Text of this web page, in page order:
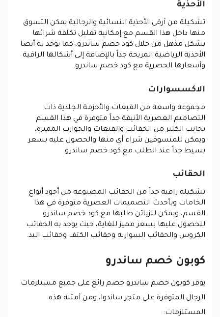
الأحذية
تشكيلة من أرقى الأحذية النسائية والرجالية يمكن التسوق
منها داخل هذا القسم مع إمكانية تقليل تكلفة شرائها
بشكل مذهل من خلال كود خصم ساندرو، كما يوجد به أيضاَ
الأحذية الرياضية المريحة جداً بالإضافة إلى أشكالها الراقية
وأسعارها الحصرية مع كود خصم ساندرو.
الاكسسوارات
مجموعة واسعة من القبعات والأحزمة الجلدية ذات
التصاميم العصرية الأنيقة جداً متوفرة في هذا القسم
بجانب الكثير من الحقائب والقبعات والجوارب المميزة،
ويمكن للمتسوقين شراء أي منها والحصول عليه بسعر
بسيط جداً عند الطلب مع كود خصم ساندرو.
الحقائب
تشكيلة راقية جداً من الحقائب المصنوعة من أجود أنواع
الخامات وبأحدث التصميمات العصرية متوفرة في هذا
القسم، ويمكن للزبائن طلبها مع كود خصم ساندرو
للحصول عليها بسعر مميز للغاية، حيث يوجد به الحقائب
الكروس والحقائب السواريه وحقائب الكتف وحقائب اليد.
كوبون خصم ساندرو
يوفر كوبون خصم ساندرو خصم رائع على جميع مستلزمات
الرجال المتوفرة على متجر ساندوا، ومن أمثلة هذه
المستلزمات: